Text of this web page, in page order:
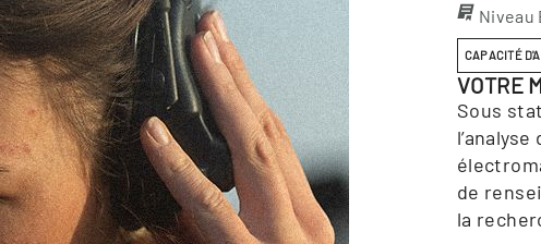
Niveau
CAPACITÉ
VOTRE
Sous
de
la